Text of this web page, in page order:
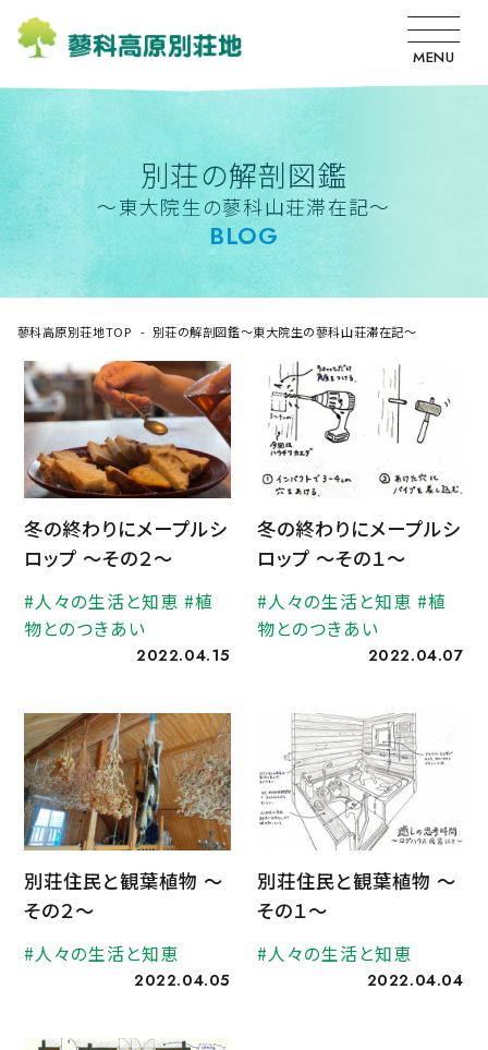
MENU
別荘の解剖図鑑
〜東大院生の蓼科山荘滞在記〜
BLOG
蓼科高原別荘地TOP 別荘の解剖図鑑〜東大院生の蓼科山荘滞在記〜
冬の終わりにメープルシ
ロップ 〜その２〜
#人々の生活と知恵 #植
物とのつきあい
2022.04.15
冬の終わりにメープルシ
ロップ 〜その１〜
#人々の生活と知恵 #植
物とのつきあい
2022.04.07
別荘住民と観葉植物 〜
その２〜
#人々の生活と知恵
2022.04.05
別荘住民と観葉植物 〜
その１〜
#人々の生活と知恵
2022.04.04